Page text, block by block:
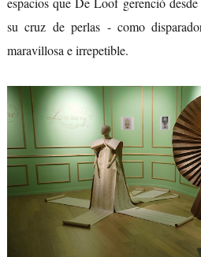
su cruz de perlas - como
maravillosa e irrepetible.